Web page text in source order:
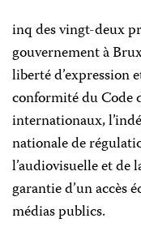
inq des vingt-deux
gouvernement à
liberté d’expression
conformité du Code
internationaux,
nationale de
l’audiovisuelle et
garantie d’un accès
médias publics.